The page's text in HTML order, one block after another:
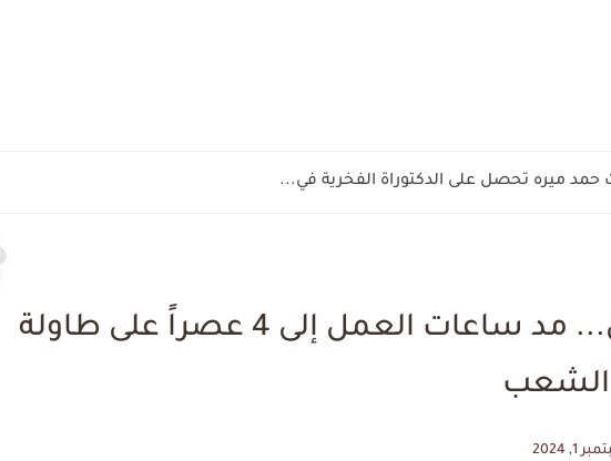
حمد ميره تحصل على الدكتوراة الفخرية في...
صدمة للموظفين... مد ساعات العمل إلى 4 عصراً على طاولة
الشعب
1, 2024